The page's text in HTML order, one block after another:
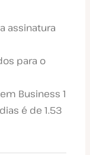
assinatura
para o
Business 1
é de 1.53